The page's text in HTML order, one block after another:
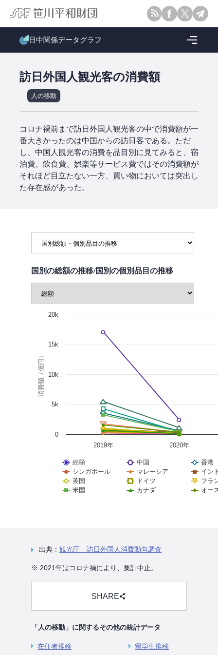
日中関係データグラフ
訪日外国人観光客の消費額
コロナ禍前まで訪日外国人観光客の中で消費額が一
番大きかったのは中国からの訪日客である。ただ
し、中国人観光客の消費を品目別に見てみると、宿
泊費、飲食費、娯楽等サービス費ではその消費額が
それほど目立たない一方、買い物においては突出し
た存在感があった。
国別の総額の推移/国別の個別品目の推移
消費額（億円）
総額 中国
香港
シンガポール
マレーシア
イン
英国
ドイツ
フラ
米国
カナダ オー
2019年 2020年
0
5k
10k
15k
20k
出典： 観光庁 訪日外国人消費動向調査
※ 2021年はコロナ禍により、集計中止。
SHARE
「人の移動」に関するその他の統計データ
在住者推移
留学生推移